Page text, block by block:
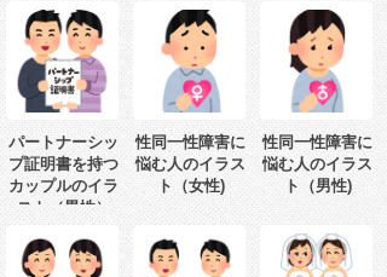
パートナーシッ
プ証明書を持つ
カップルのイラ
スト（男性）
性同一性障害に
悩む人のイラス
ト（女性)
性同一性障害に
悩む人のイラス
ト（男性)